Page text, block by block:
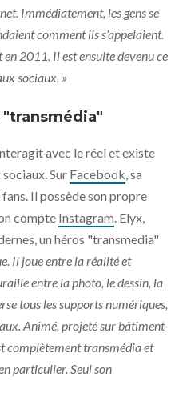
Immédiatement, les gens se
comment ils s’appelaient.
en 2011. Il est ensuite devenu ce
sociaux. »
"transmédia"
avec le réel et existe
Sur Facebook, sa
Il possède son propre
compte Instagram. Elyx,
un héros "transmedia"
Il joue entre la réalité et
entre la photo, le dessin, la
tous les supports numériques,
Animé, projeté sur bâtiment
complètement transmédia et
particulier. Seul son